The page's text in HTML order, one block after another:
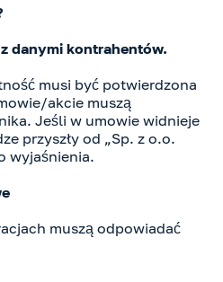
danymi kontrahentów.
musi być potwierdzona
akcie muszą
Jeśli w umowie widnieje
przyszły od „Sp. z o.o.
wyjaśnienia.
muszą odpowiadać